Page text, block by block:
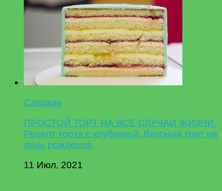
Сладкое
ПРОСТОЙ ТОРТ НА ВСЕ СЛУЧАИ ЖИЗНИ.
Рецепт торта с клубникой. Вкусный торт на
день рождения.
11 Июл, 2021